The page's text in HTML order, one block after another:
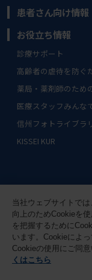
患者さん向け情報
お役立ち情報
診療サポート
高齢者の虐待を防ぐ
薬局・薬剤師のため
医療スタッフみんな
信州フォトライブラ
KISSEI KUR
サイトマップ
個人情報に関する
当社ウェブサイトで
向上のためCookieを
を把握するために
います。Cookieによ
Cookieの使用にご同
くはこちら